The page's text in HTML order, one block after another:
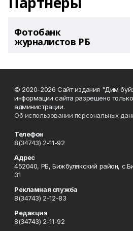
Фотобанк
журналистов РБ
© 2020-2026 Сайт издания "Дим
информации сайта разрешено
администрации.
Об использовании персональных
Телефон
8(34743) 2-11-92
Адрес
452040, РБ, Бижбулякский район,
31
Рекламная служба
8(34743) 2-12-83
Редакция
8(34743) 2-11-92